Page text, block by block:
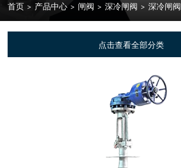
首页 > 产品中心 > 闸阀 > 深冷闸阀 > 深冷闸阀
点击查看全部分类